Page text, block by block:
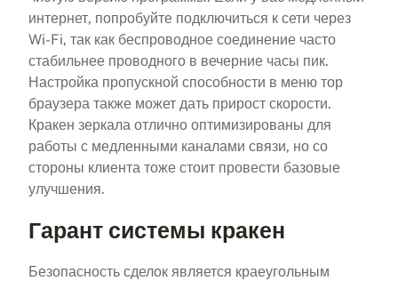
интернет, попробуйте подключиться к сети через
Wi-Fi, так как беспроводное соединение часто
стабильнее проводного в вечерние часы пик.
Настройка пропускной способности в меню тор
браузера также может дать прирост скорости.
Кракен зеркала отлично оптимизированы для
работы с медленными каналами связи, но со
стороны клиента тоже стоит провести базовые
улучшения.
Гарант системы кракен
Безопасность сделок является краеугольным